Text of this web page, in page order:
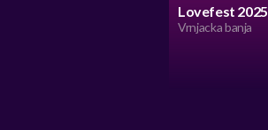
Lovefest 2025
Vrnjacka banja